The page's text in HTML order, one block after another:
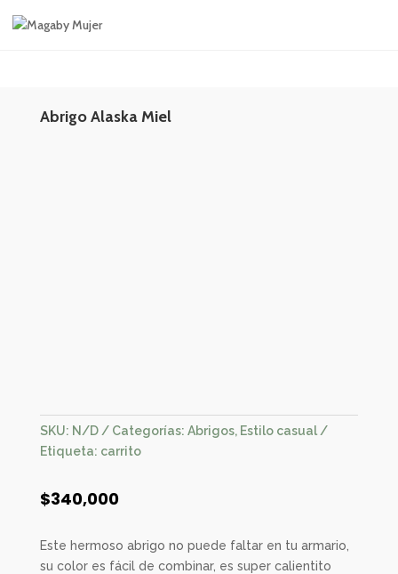
Abrigo Alaska Miel
SKU: N/D Categorías: Abrigos, Estilo casual
Etiqueta: carrito
$340,000
Este hermoso abrigo no puede faltar en tu armario,
su color es fácil de combinar, es super calientito